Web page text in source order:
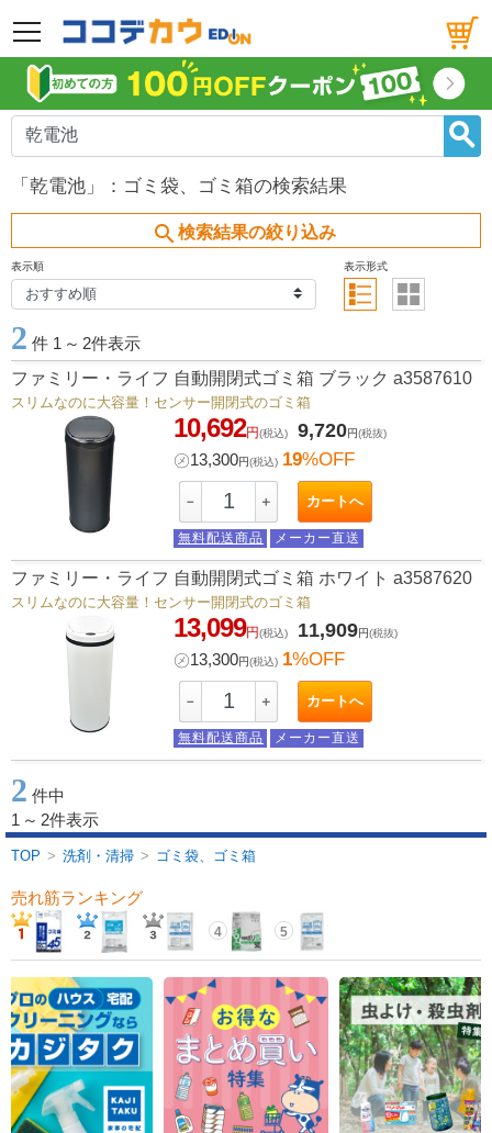
メニュー
「乾電池」：ゴミ袋、ゴミ箱の検索結果
search 検索結果の絞り込み
表示順 表示形式
2 件 1 ～ 2件表示
ファミリー・ライフ 自動開閉式ゴミ箱 ブラック a3587610
スリムなのに大容量！センサー開閉式のゴミ箱
10,692円(税込) 9,720円(税抜)
㋱13,300円(税込) 19%OFF
－ ＋ カートへ
無料配送商品 メーカー直送
ファミリー・ライフ 自動開閉式ゴミ箱 ホワイト a3587620
スリムなのに大容量！センサー開閉式のゴミ箱
13,099円(税込) 11,909円(税抜)
㋱13,300円(税込) 1%OFF
－ ＋ カートへ
無料配送商品 メーカー直送
2 件中
1 ～ 2件表示
TOP > 洗剤・清掃 > ゴミ袋、ゴミ箱
売れ筋ランキング
4 5